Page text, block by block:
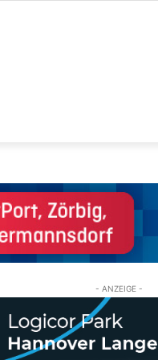
- ANZEIGE -